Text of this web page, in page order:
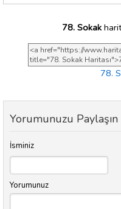
78. Sokak
78.
Yorumunuzu Paylaşın
İsminiz
Yorumunuz